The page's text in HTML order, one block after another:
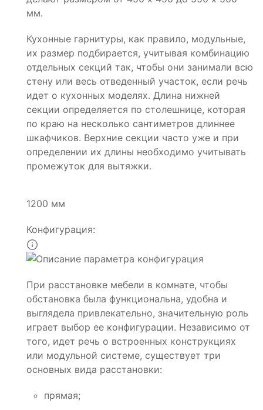
мм.
Кухонные гарнитуры, как правило, модульные,
их размер подбирается, учитывая комбинацию
отдельных секций так, чтобы они занимали всю
стену или весь отведенный участок, если речь
идет о кухонных моделях. Длина нижней
секции определяется по столешнице, которая
по краю на несколько сантиметров длиннее
шкафчиков. Верхние секции часто уже и при
определении их длины необходимо учитывать
промежуток для вытяжки.
1200 мм
Конфигурация:
При расстановке мебели в комнате, чтобы
обстановка была функциональна, удобна и
выглядела привлекательно, значительную роль
играет выбор ее конфигурации. Независимо от
того, идет речь о встроенных конструкциях
или модульной системе, существует три
основных вида расстановки:
прямая;